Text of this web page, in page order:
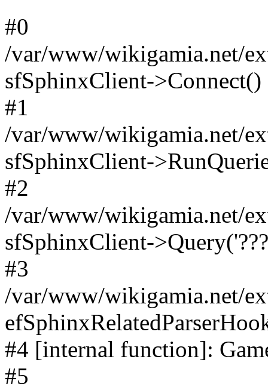
#0
/var/www/wikigamia.net/
sfSphinxClient->Connect()
#1
/var/www/wikigamia.net/
sfSphinxClient-
#2
/var/www/wikigamia.net/
sfSphinxClient-
#3
/var/www/wikigamia.net/
#4 [internal function]:
#5